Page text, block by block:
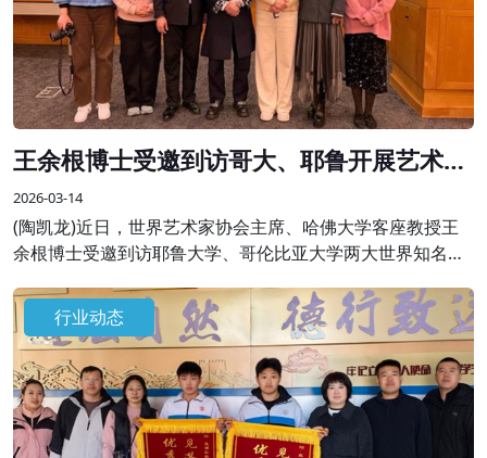
王余根博士受邀到访哥大、耶鲁开展艺术学
术交流
2026-03-14
(陶凯龙)近日，世界艺术家协会主席、哈佛大学客座教授王
余根博士受邀到访耶鲁大学、哥伦比亚大学两大世界知名高
际各界嘉宾的热烈欢迎。
行业动态